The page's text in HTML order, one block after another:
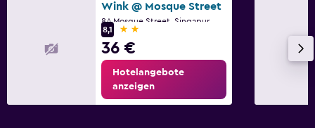
Strandstühle
Wink @ Mosque Street
8A Mosque Street, Singapur
8,1
2 Sterne
36 €
Hotelangebote
anzeigen